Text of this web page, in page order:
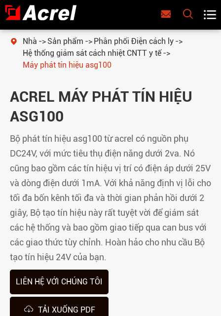
  
 Nhà Sản phẩm
Phân phối Điện cách ly
Hệ thống giám sát cách nhiệt CNTT y tế
Máy phát tín hiệu asg100
ACREL MÁY PHÁT TÍN HIỆU
ASG100
Bộ phát tín hiệu asg100 từ acrel có nguồn phụ
DC24V, với mức tiêu thụ điện năng dưới 2va. Nó
cũng bao gồm các tín hiệu vị trí có điện áp dưới 25V
và dòng điện dưới 1mA. Với khả năng định vị lỗi cho
tối đa bốn kênh tối đa và thời gian phản hồi dưới 2
giây, Bộ tạo tín hiệu này rất tuyệt vời để giám sát
các hệ thống và bao gồm giao tiếp qua can bus với
các giao thức tùy chỉnh. Hoàn hảo cho nhu cầu Bộ
tạo tín hiệu 24V của bạn.
LIÊN HỆ VỚI CHÚNG TÔI
 TẢI XUỐNG PDF